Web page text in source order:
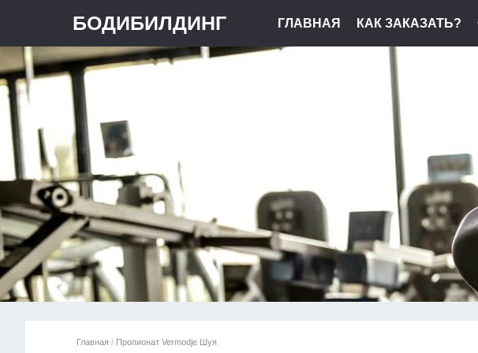
БОДИБИЛДИНГ ГЛАВНАЯ КАК ЗАКАЗАТЬ?
Главная / Пропионат Vermodje Шуя